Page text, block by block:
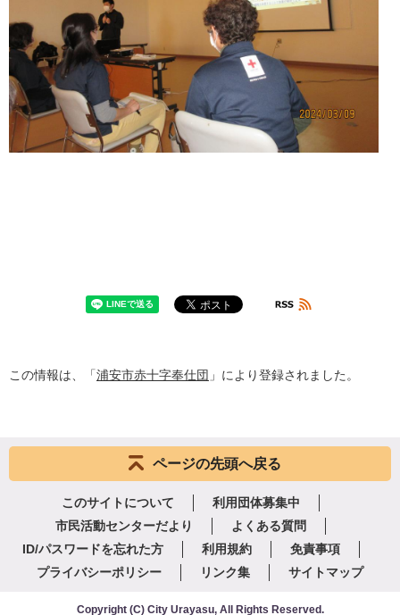
この情報は、「浦安市赤十字奉仕団 」により登録されました。
ページの先頭へ戻る
このサイトについて
利用団体募集中
市民活動センターだより
よくある質問
ID/パスワードを忘れた方
利用規約
免責事項
プライバシーポリシー
リンク集 サイトマップ
Copyright (C) City Urayasu, All Rights Reserved.